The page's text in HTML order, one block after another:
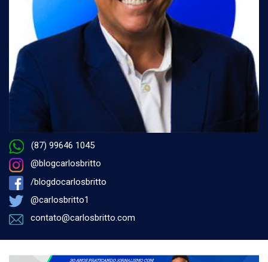
(87) 99646 1045
@blogcarlosbritto
/blogdocarlosbritto
@carlosbritto1
contato@carlosbritto.com